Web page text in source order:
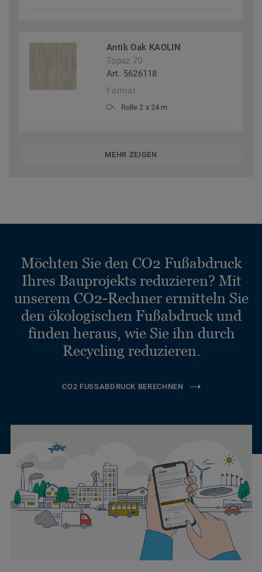
Antik Oak KAOLIN
Topaz 70
Art. 5626118
Format
Rolle 2 x 24 m
MEHR ZEIGEN
Möchten Sie den CO2 Fußabdruck
Ihres Bauprojekts reduzieren? Mit
unserem CO2-Rechner ermitteln Sie
den ökologischen Fußabdruck und
finden heraus, wie Sie ihn durch
Recycling reduzieren.
CO2 FUSSABDRUCK BERECHNEN